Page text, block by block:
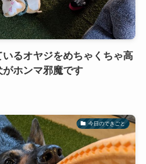
るオヤジをめちゃくちゃ高
ホンマ邪魔です
今日のできごと